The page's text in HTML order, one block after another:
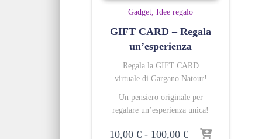
Gadget Idee regalo
GIFT CARD – Regala
un’esperienza
Regala la GIFT CARD
virtuale di Gargano Natour!
Un pensiero originale per
regalare un’esperienza unica!
10,00 € - 100,00 €Fascia